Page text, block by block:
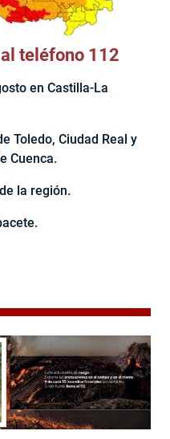
teléfono 112
en Castilla-La
Toledo, Ciudad Real y
Cuenca.
la región.